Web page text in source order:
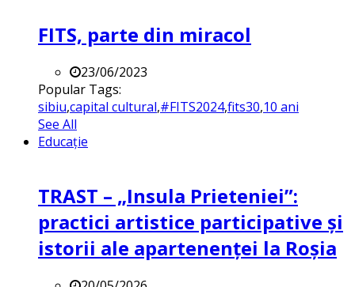
FITS, parte din miracol
23/06/2023
Popular Tags:
sibiu,capital cultural,#FITS2024,fits30,10 ani
See All
Educație
TRAST – „Insula Prieteniei”:
practici artistice participative și
istorii ale apartenenței la Roșia